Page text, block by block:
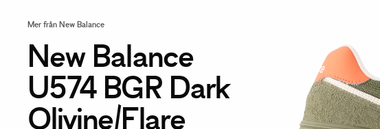
Mer från New Balance
New Balance
U574 BGR Dark
Olivine/Flare